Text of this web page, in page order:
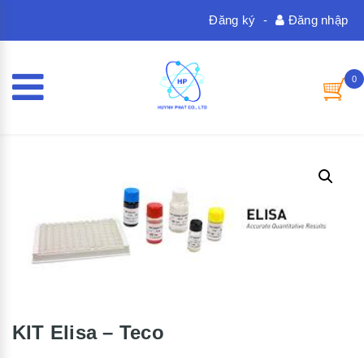
Đăng nhập
-
Đăng ký
0
KIT Elisa – Teco